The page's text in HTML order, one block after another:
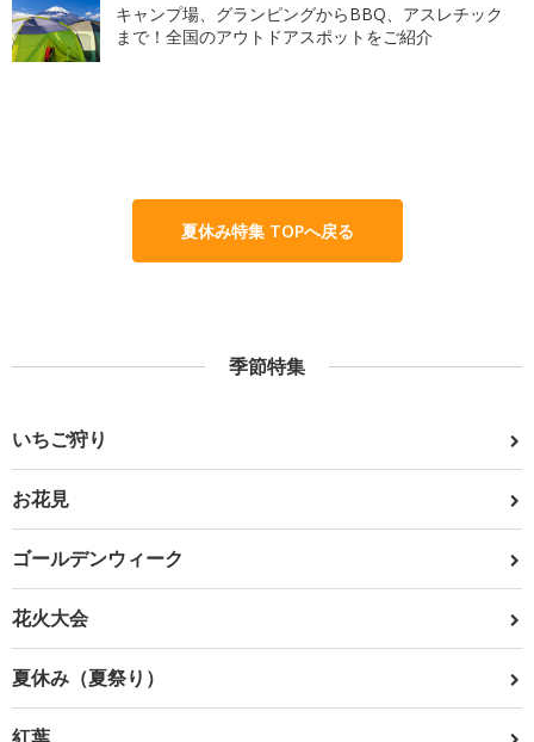
キャンプ場、グランピングからBBQ、アスレチック
まで！全国のアウトドアスポットをご紹介
夏休み特集 TOPへ戻る
季節特集
いちご狩り
お花見
ゴールデンウィーク
花火大会
夏休み（夏祭り）